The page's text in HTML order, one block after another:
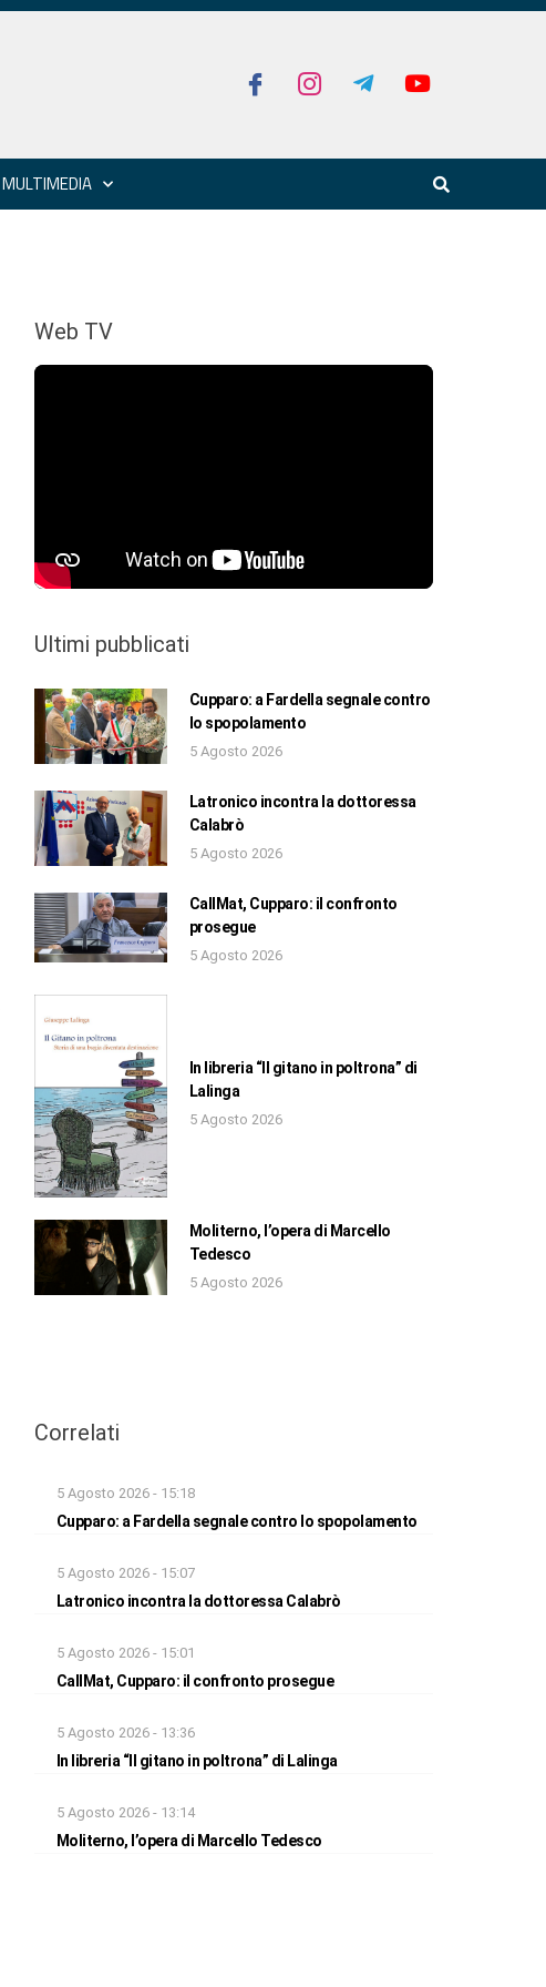
MULTIMEDIA
Web TV
Ultimi pubblicati
Cupparo: a Fardella segnale contro
lo spopolamento
5 Agosto 2026
Latronico incontra la dottoressa
Calabrò
5 Agosto 2026
CallMat, Cupparo: il confronto
prosegue
5 Agosto 2026
In libreria “Il gitano in poltrona” di
Lalinga
5 Agosto 2026
Moliterno, l’opera di Marcello
Tedesco
5 Agosto 2026
Correlati
5 Agosto 2026 - 15:18
Cupparo: a Fardella segnale contro lo spopolamento
5 Agosto 2026 - 15:07
Latronico incontra la dottoressa Calabrò
5 Agosto 2026 - 15:01
CallMat, Cupparo: il confronto prosegue
5 Agosto 2026 - 13:36
In libreria “Il gitano in poltrona” di Lalinga
5 Agosto 2026 - 13:14
Moliterno, l’opera di Marcello Tedesco